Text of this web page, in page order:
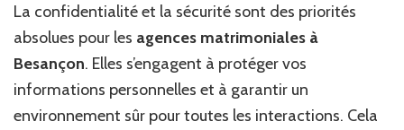
La confidentialité et la sécurité sont des priorités
absolues pour les agences matrimoniales à
Besançon. Elles s’engagent à protéger vos
informations personnelles et à garantir un
environnement sûr pour toutes les interactions. Cela